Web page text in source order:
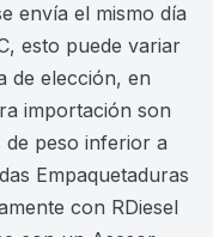
envía el mismo día
esto puede variar
de elección, en
importación son
de peso inferior a
Empaquetaduras
con RDiesel